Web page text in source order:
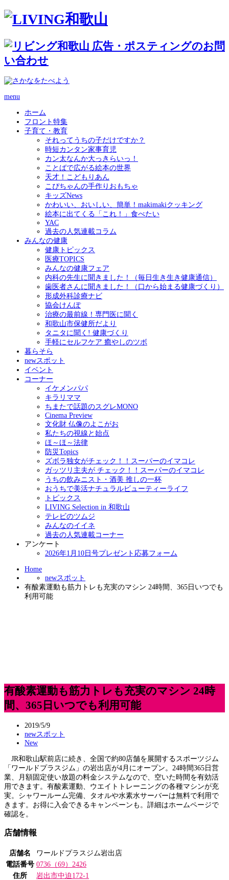
menu
ホーム
フロント特集
子育て・教育
それってうちの子だけですか？
時短カンタン家事育児
カン太なんか大っきらいっ！
ことばで広がる絵本の世界
天才！こどもりあん
こぴちゃんの手作りおもちゃ
キッズNews
かわいい、おいしい、簡単！makimakiクッキング
絵本に出てくる「これ！」食べたい
YAC
過去の人気連載コラム
みんなの健康
健康トピックス
医療TOPICS
みんなの健康フェア
内科の先生に聞きました！（毎日生き生き健康通信）
歯医者さんに聞きました！（口から始まる健康づくり）
形成外科診療ナビ
協会けんぽ
治療の最前線！専門医に聞く
和歌山市保健所だより
タニタに聞く! 健康づくり
手軽にセルフケア 癒やしのツボ
暮らそら
newスポット
イベント
コーナー
イケメンパパ
キラリママ
ちまたで話題のスグレMONO
Cinema Preview
文化財 仏像のよこがお
私たちの視線と始点
ほ～ほ～法律
防災Topics
ズボラ独女がチェック！！スーパーのイマコレ
ガッツリ主夫が チェック！！スーパーのイマコレ
うちの飲みニスト・酒美 推しの一杯
おうちで美活ナチュラルビューティーライフ
トピックス
LIVING Selection in 和歌山
テレビのツムジ
みんなのイイネ
過去の人気連載コーナー
アンケート
2026年1月10日号プレゼント応募フォーム
Home
newスポット
有酸素運動も筋力トレも充実のマシン 24時間、365日いつでも
利用可能
有酸素運動も筋力トレも充実のマシン 24時
間、365日いつでも利用可能
2019/5/9
newスポット
New
JR和歌山駅前店に続き、全国で約80店舗を展開するスポーツジム
「ワールドプラスジム」の岩出店が4月にオープン。24時間365日営
業、月額固定使い放題の料金システムなので、空いた時間を有効活
用できます。有酸素運動、ウエイトトレーニングの各種マシンが充
実。シャワールーム完備、タオルや水素水サーバーは無料で利用で
きます。お得に入会できるキャンペーンも。詳細はホームページで
確認を。
店舗情報
店舗名
ワールドプラスジム岩出店
電話番号 0736（69）2426
住所
岩出市中迫172-1